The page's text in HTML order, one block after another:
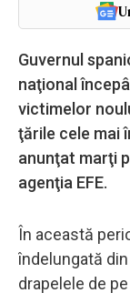
Guvernul
naţional
victimelor
ţările cele mai
anunţat marţi
agenţia EFE.
În această
îndelungată
drapelele de